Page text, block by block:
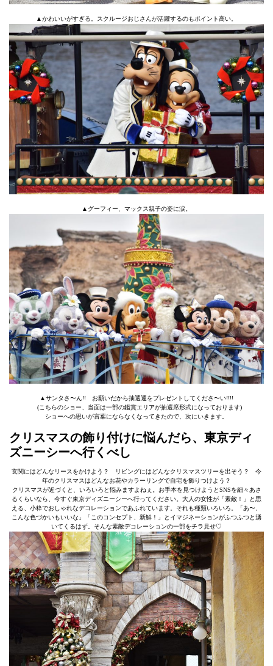
▲かわいいがすぎる。スクルージおじさんが活躍するのもポイント高い。
▲グーフィー、マックス親子の姿に涙。
▲サンタさ〜ん!! お願いだから抽選運をプレゼントしてくださ〜い!!!!
(こちらのショー、当面は一部の鑑賞エリアが抽選席形式になっております)
ショーへの思いが言葉にならなくなってきたので、次にいきます。
クリスマスの飾り付けに悩んだら、東京ディ
ズニーシーへ行くべし
玄関にはどんなリースをかけよう？ リビングにはどんなクリスマスツリーを出そう？ 今
年のクリスマスはどんなお花やカラーリングで自宅を飾りつけよう？
クリスマスが近づくと、いろいろと悩みますよねぇ。お手本を見つけようとSNSを細々あさ
るくらいなら、今すぐ東京ディズニーシーへ行ってください。大人の女性が「素敵！」と思
える、小粋でおしゃれなデコレーションであふれています。それも種類いろいろ。「あ〜、
こんな色づかいもいいな」「このコンセプト、新鮮！」とイマジネーションがふつふつと湧
いてくるはず。そんな素敵デコレーションの一部をチラ見せ♡